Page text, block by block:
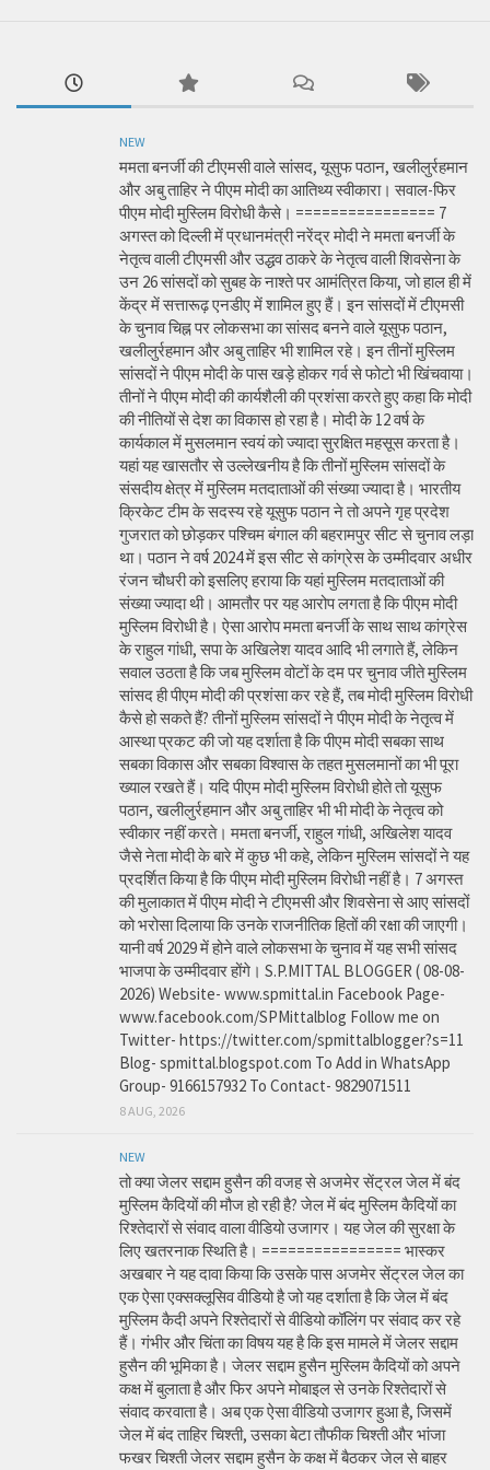
NEW
ममता बनर्जी की टीएमसी वाले सांसद, यूसुफ पठान, खलीलुर्रहमान
और अबु ताहिर ने पीएम मोदी का आतिथ्य स्वीकारा। सवाल-फिर
पीएम मोदी मुस्लिम विरोधी कैसे। ================ 7
अगस्त को दिल्ली में प्रधानमंत्री नरेंद्र मोदी ने ममता बनर्जी के
नेतृत्व वाली टीएमसी और उद्धव ठाकरे के नेतृत्व वाली शिवसेना के
उन 26 सांसदों को सुबह के नाश्ते पर आमंत्रित किया, जो हाल ही में
केंद्र में सत्तारूढ़ एनडीए में शामिल हुए हैं। इन सांसदों में टीएमसी
के चुनाव चिह्न पर लोकसभा का सांसद बनने वाले यूसुफ पठान,
खलीलुर्रहमान और अबु ताहिर भी शामिल रहे। इन तीनों मुस्लिम
सांसदों ने पीएम मोदी के पास खड़े होकर गर्व से फोटो भी खिंचवाया।
तीनों ने पीएम मोदी की कार्यशैली की प्रशंसा करते हुए कहा कि मोदी
की नीतियों से देश का विकास हो रहा है। मोदी के 12 वर्ष के
कार्यकाल में मुसलमान स्वयं को ज्यादा सुरक्षित महसूस करता है।
यहां यह खासतौर से उल्लेखनीय है कि तीनों मुस्लिम सांसदों के
संसदीय क्षेत्र में मुस्लिम मतदाताओं की संख्या ज्यादा है। भारतीय
क्रिकेट टीम के सदस्य रहे यूसुफ पठान ने तो अपने गृह प्रदेश
गुजरात को छोड़कर पश्चिम बंगाल की बहरामपुर सीट से चुनाव लड़ा
था। पठान ने वर्ष 2024 में इस सीट से कांग्रेस के उम्मीदवार अधीर
रंजन चौधरी को इसलिए हराया कि यहां मुस्लिम मतदाताओं की
संख्या ज्यादा थी। आमतौर पर यह आरोप लगता है कि पीएम मोदी
मुस्लिम विरोधी है। ऐसा आरोप ममता बनर्जी के साथ साथ कांग्रेस
के राहुल गांधी, सपा के अखिलेश यादव आदि भी लगाते हैं, लेकिन
सवाल उठता है कि जब मुस्लिम वोटों के दम पर चुनाव जीते मुस्लिम
सांसद ही पीएम मोदी की प्रशंसा कर रहे हैं, तब मोदी मुस्लिम विरोधी
कैसे हो सकते हैं? तीनों मुस्लिम सांसदों ने पीएम मोदी के नेतृत्व में
आस्था प्रकट की जो यह दर्शाता है कि पीएम मोदी सबका साथ
सबका विकास और सबका विश्वास के तहत मुसलमानों का भी पूरा
ख्याल रखते हैं। यदि पीएम मोदी मुस्लिम विरोधी होते तो यूसुफ
पठान, खलीलुर्रहमान और अबु ताहिर भी भी मोदी के नेतृत्व को
स्वीकार नहीं करते। ममता बनर्जी, राहुल गांधी, अखिलेश यादव
जैसे नेता मोदी के बारे में कुछ भी कहे, लेकिन मुस्लिम सांसदों ने यह
प्रदर्शित किया है कि पीएम मोदी मुस्लिम विरोधी नहीं है। 7 अगस्त
की मुलाकात में पीएम मोदी ने टीएमसी और शिवसेना से आए सांसदों
को भरोसा दिलाया कि उनके राजनीतिक हितों की रक्षा की जाएगी।
यानी वर्ष 2029 में होने वाले लोकसभा के चुनाव में यह सभी सांसद
भाजपा के उम्मीदवार होंगे। S.P.MITTAL BLOGGER ( 08-08-
2026) Website- www.spmittal.in Facebook Page-
www.facebook.com/SPMittalblog Follow me on
Twitter- https://twitter.com/spmittalblogger?s=11
Blog- spmittal.blogspot.com To Add in WhatsApp
Group- 9166157932 To Contact- 9829071511
8 AUG, 2026
NEW
तो क्या जेलर सद्दाम हुसैन की वजह से अजमेर सेंट्रल जेल में बंद
मुस्लिम कैदियों की मौज हो रही है? जेल में बंद मुस्लिम कैदियों का
रिश्तेदारों से संवाद वाला वीडियो उजागर। यह जेल की सुरक्षा के
लिए खतरनाक स्थिति है। ================ भास्कर
अखबार ने यह दावा किया कि उसके पास अजमेर सेंट्रल जेल का
एक ऐसा एक्सक्लूसिव वीडियो है जो यह दर्शाता है कि जेल में बंद
मुस्लिम कैदी अपने रिश्तेदारों से वीडियो कॉलिंग पर संवाद कर रहे
हैं। गंभीर और चिंता का विषय यह है कि इस मामले में जेलर सद्दाम
हुसैन की भूमिका है। जेलर सद्दाम हुसैन मुस्लिम कैदियों को अपने
कक्ष में बुलाता है और फिर अपने मोबाइल से उनके रिश्तेदारों से
संवाद करवाता है। अब एक ऐसा वीडियो उजागर हुआ है, जिसमें
जेल में बंद ताहिर चिश्ती, उसका बेटा तौफीक चिश्ती और भांजा
फखर चिश्ती जेलर सद्दाम हुसैन के कक्ष में बैठकर जेल से बाहर